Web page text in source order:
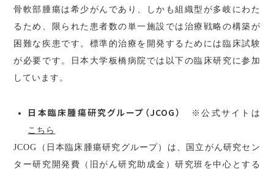
骨軟部腫瘍は希少がんであり、しかも組織型が多岐にわた
るため、限られた患者数の単一施設では治療戦略の構築が
困難な疾患です。標準的治療を開発するためには臨床試験
が必要です。日本大学板橋病院では以下の臨床研究に参加
しています。
日本臨床腫瘍研究グループ（JCOG）
※公式サイトは
こちら
JCOG（日本臨床腫瘍研究グループ）は、国立がん研究セン
ター研究開発費（旧がん研究助成金）研究班を中心とする